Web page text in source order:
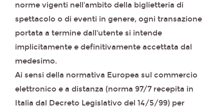
norme vigenti nell'ambito della biglietteria di
spettacolo o di eventi in genere, ogni transazione
portata a termine dall'utente si intende
implicitamente e definitivamente accettata dal
medesimo.
Ai sensi della normativa Europea sul commercio
elettronico e a distanza (norma 97/7 recepita in
Italia dal Decreto Legislativo del 14/5/99) per